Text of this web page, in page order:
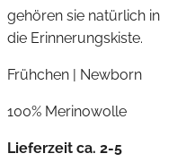
gehören sie natürlich in
die Erinnerungskiste.
Frühchen | Newborn
100% Merinowolle
Lieferzeit ca. 2-5